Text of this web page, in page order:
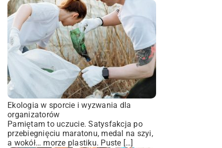
Ekologia w sporcie i wyzwania dla
organizatorów
Pamiętam to uczucie. Satysfakcja po
przebiegnięciu maratonu, medal na szyi,
a wokół… morze plastiku. Puste […]